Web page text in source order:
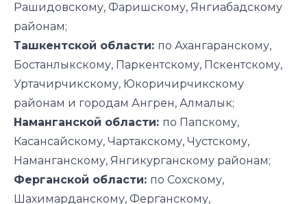
Рашидовскому, Фаришскому, Янгиабадскому
районам;
Ташкентской области: по Ахангаранскому,
Бостанлыкскому, Паркентскому, Пскентскому,
Уртачирчикскому, Юкоричирчикскому
районам и городам Ангрен, Алмалык;
Наманганской области: по Папскому,
Касансайскому, Чартакскому, Чустскому,
Наманганскому, Янгикурганскому районам;
Ферганской области: по Сохскому,
Шахимарданскому, Ферганскому,